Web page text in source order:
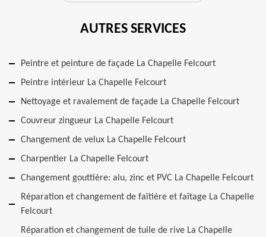
AUTRES SERVICES
Peintre et peinture de façade La Chapelle Felcourt
Peintre intérieur La Chapelle Felcourt
Nettoyage et ravalement de façade La Chapelle Felcourt
Couvreur zingueur La Chapelle Felcourt
Changement de velux La Chapelle Felcourt
Charpentier La Chapelle Felcourt
Changement gouttière: alu, zinc et PVC La Chapelle Felcourt
Réparation et changement de faîtière et faîtage La Chapelle
Felcourt
Réparation et changement de tuile de rive La Chapelle